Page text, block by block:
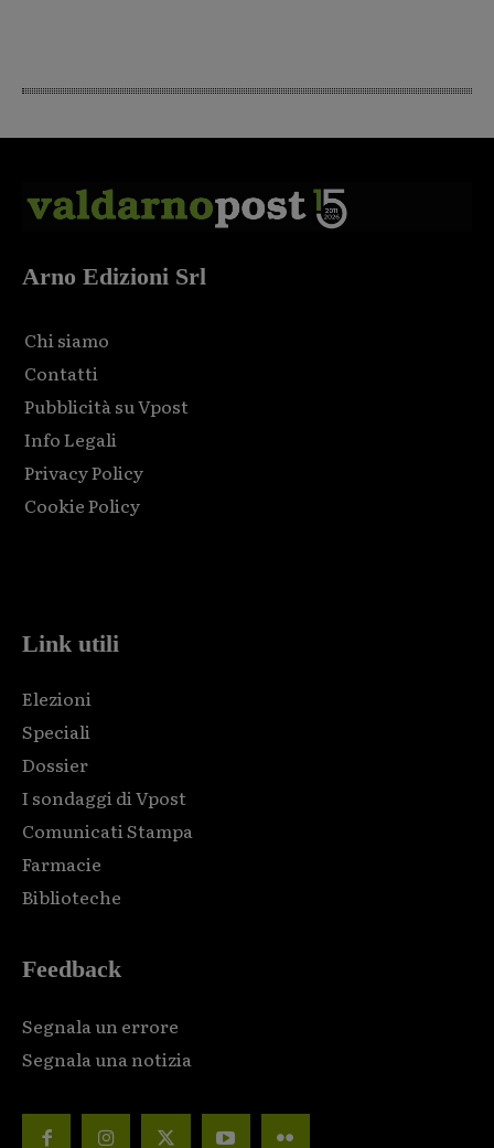
Arno Edizioni Srl
Chi siamo
Contatti
Pubblicità su Vpost
Info Legali
Privacy Policy
Cookie Policy
Link utili
Elezioni
Speciali
Dossier
I sondaggi di Vpost
Comunicati Stampa
Farmacie
Biblioteche
Feedback
Segnala un errore
Segnala una notizia